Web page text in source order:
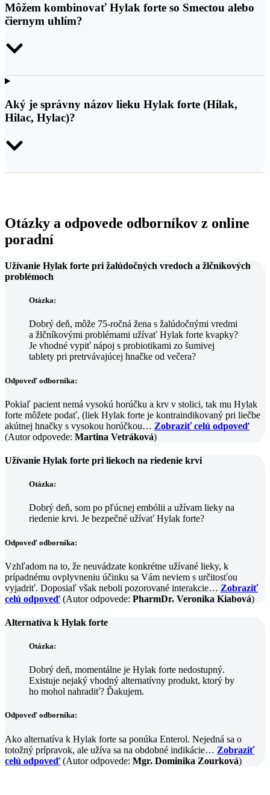
Môžem kombinovať Hylak forte so Smectou alebo
čiernym uhlím?
Aký je správny názov lieku Hylak forte (Hilak,
Hilac, Hylac)?
Otázky a odpovede odborníkov z online
poradní
Užívanie Hylak forte pri žalúdočných vredoch a žlčníkových
problémoch
Otázka:
Dobrý deň, môže 75-ročná žena s žalúdočnými vredmi
a žlčníkovými problémami užívať Hylak forte kvapky?
Je vhodné vypiť nápoj s probiotikami zo šumivej
tablety pri pretrvávajúcej hnačke od večera?
Odpoveď odborníka:
Pokiaľ pacient nemá vysokú horúčku a krv v stolici, tak mu Hylak
forte môžete podať, (liek Hylak forte je kontraindikovaný pri liečbe
akútnej hnačky s vysokou horúčkou… Zobraziť celú odpoveď
(Autor odpovede: Martina Vetráková)
Užívanie Hylak forte pri liekoch na riedenie krvi
Otázka:
Dobrý deň, som po pľúcnej embólii a užívam lieky na
riedenie krvi. Je bezpečné užívať Hylak forte?
Odpoveď odborníka:
Vzhľadom na to, že neuvádzate konkrétne užívané lieky, k
prípadnému ovplyvneniu účinku sa Vám neviem s určitosťou
vyjadriť. Doposiaľ však neboli pozorované interakcie… Zobraziť
celú odpoveď (Autor odpovede: PharmDr. Veronika Kiabová)
Alternatíva k Hylak forte
Otázka:
Dobrý deň, momentálne je Hylak forte nedostupný.
Existuje nejaký vhodný alternatívny produkt, ktorý by
ho mohol nahradiť? Ďakujem.
Odpoveď odborníka:
Ako alternatíva k Hylak forte sa ponúka Enterol. Nejedná sa o
totožný prípravok, ale užíva sa na obdobné indikácie… Zobraziť
celú odpoveď (Autor odpovede: Mgr. Dominika Zourková)